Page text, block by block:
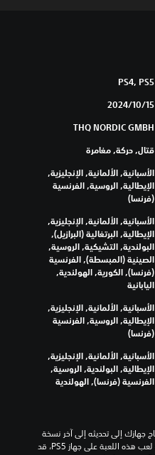
PS4, PS5
15‏/10‏/2024
THQ NORDIC GMBH
قتال, حركة, مغامرة
الأسبانية, الألمانية, الإنجليزية,
الإيطالية, الروسية, الفرنسية
(فرنسا)
الأسبانية, الألمانية, الإنجليزية,
الإيطالية, البرتغالية (البرازيل),
البولندية, التشيكية, الروسية,
الصينية (المبسطة), الفرنسية
(فرنسا), الكورية, الهولندية,
اليابانية
الأسبانية, الألمانية, الإنجليزية,
الإيطالية, الروسية, الفرنسية
(فرنسا)
الأسبانية, الألمانية, الإنجليزية,
الإيطالية, البولندية, الروسية,
الفرنسية (فرنسا), الهولندية